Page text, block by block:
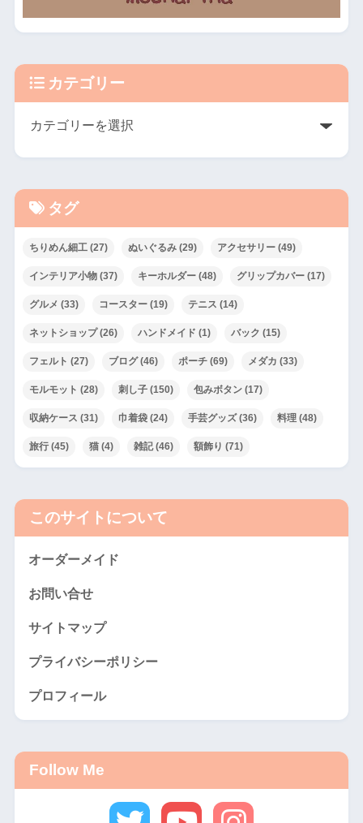
カテゴリー
タグ
ちりめん細工(27) ぬいぐるみ(29) アクセサリー(49)
インテリア小物(37) キーホルダー(48) グリップカバー(17)
グルメ (33) コースター(19) テニス (14)
ネットショップ(26) ハンドメイド (1) バック (15)
フェルト (27) ブログ(46) ポーチ(69) メダカ (33)
モルモット (28) 刺し子(150) 包みボタン(17)
収納ケース (31) 巾着袋(24) 手芸グッズ(36) 料理(48)
旅行(45) 猫(4) 雑記(46) 額飾り (71)
このサイトについて
オーダーメイド
お問い合せ
サイトマップ
プライバシーポリシー
プロフィール
Follow Me